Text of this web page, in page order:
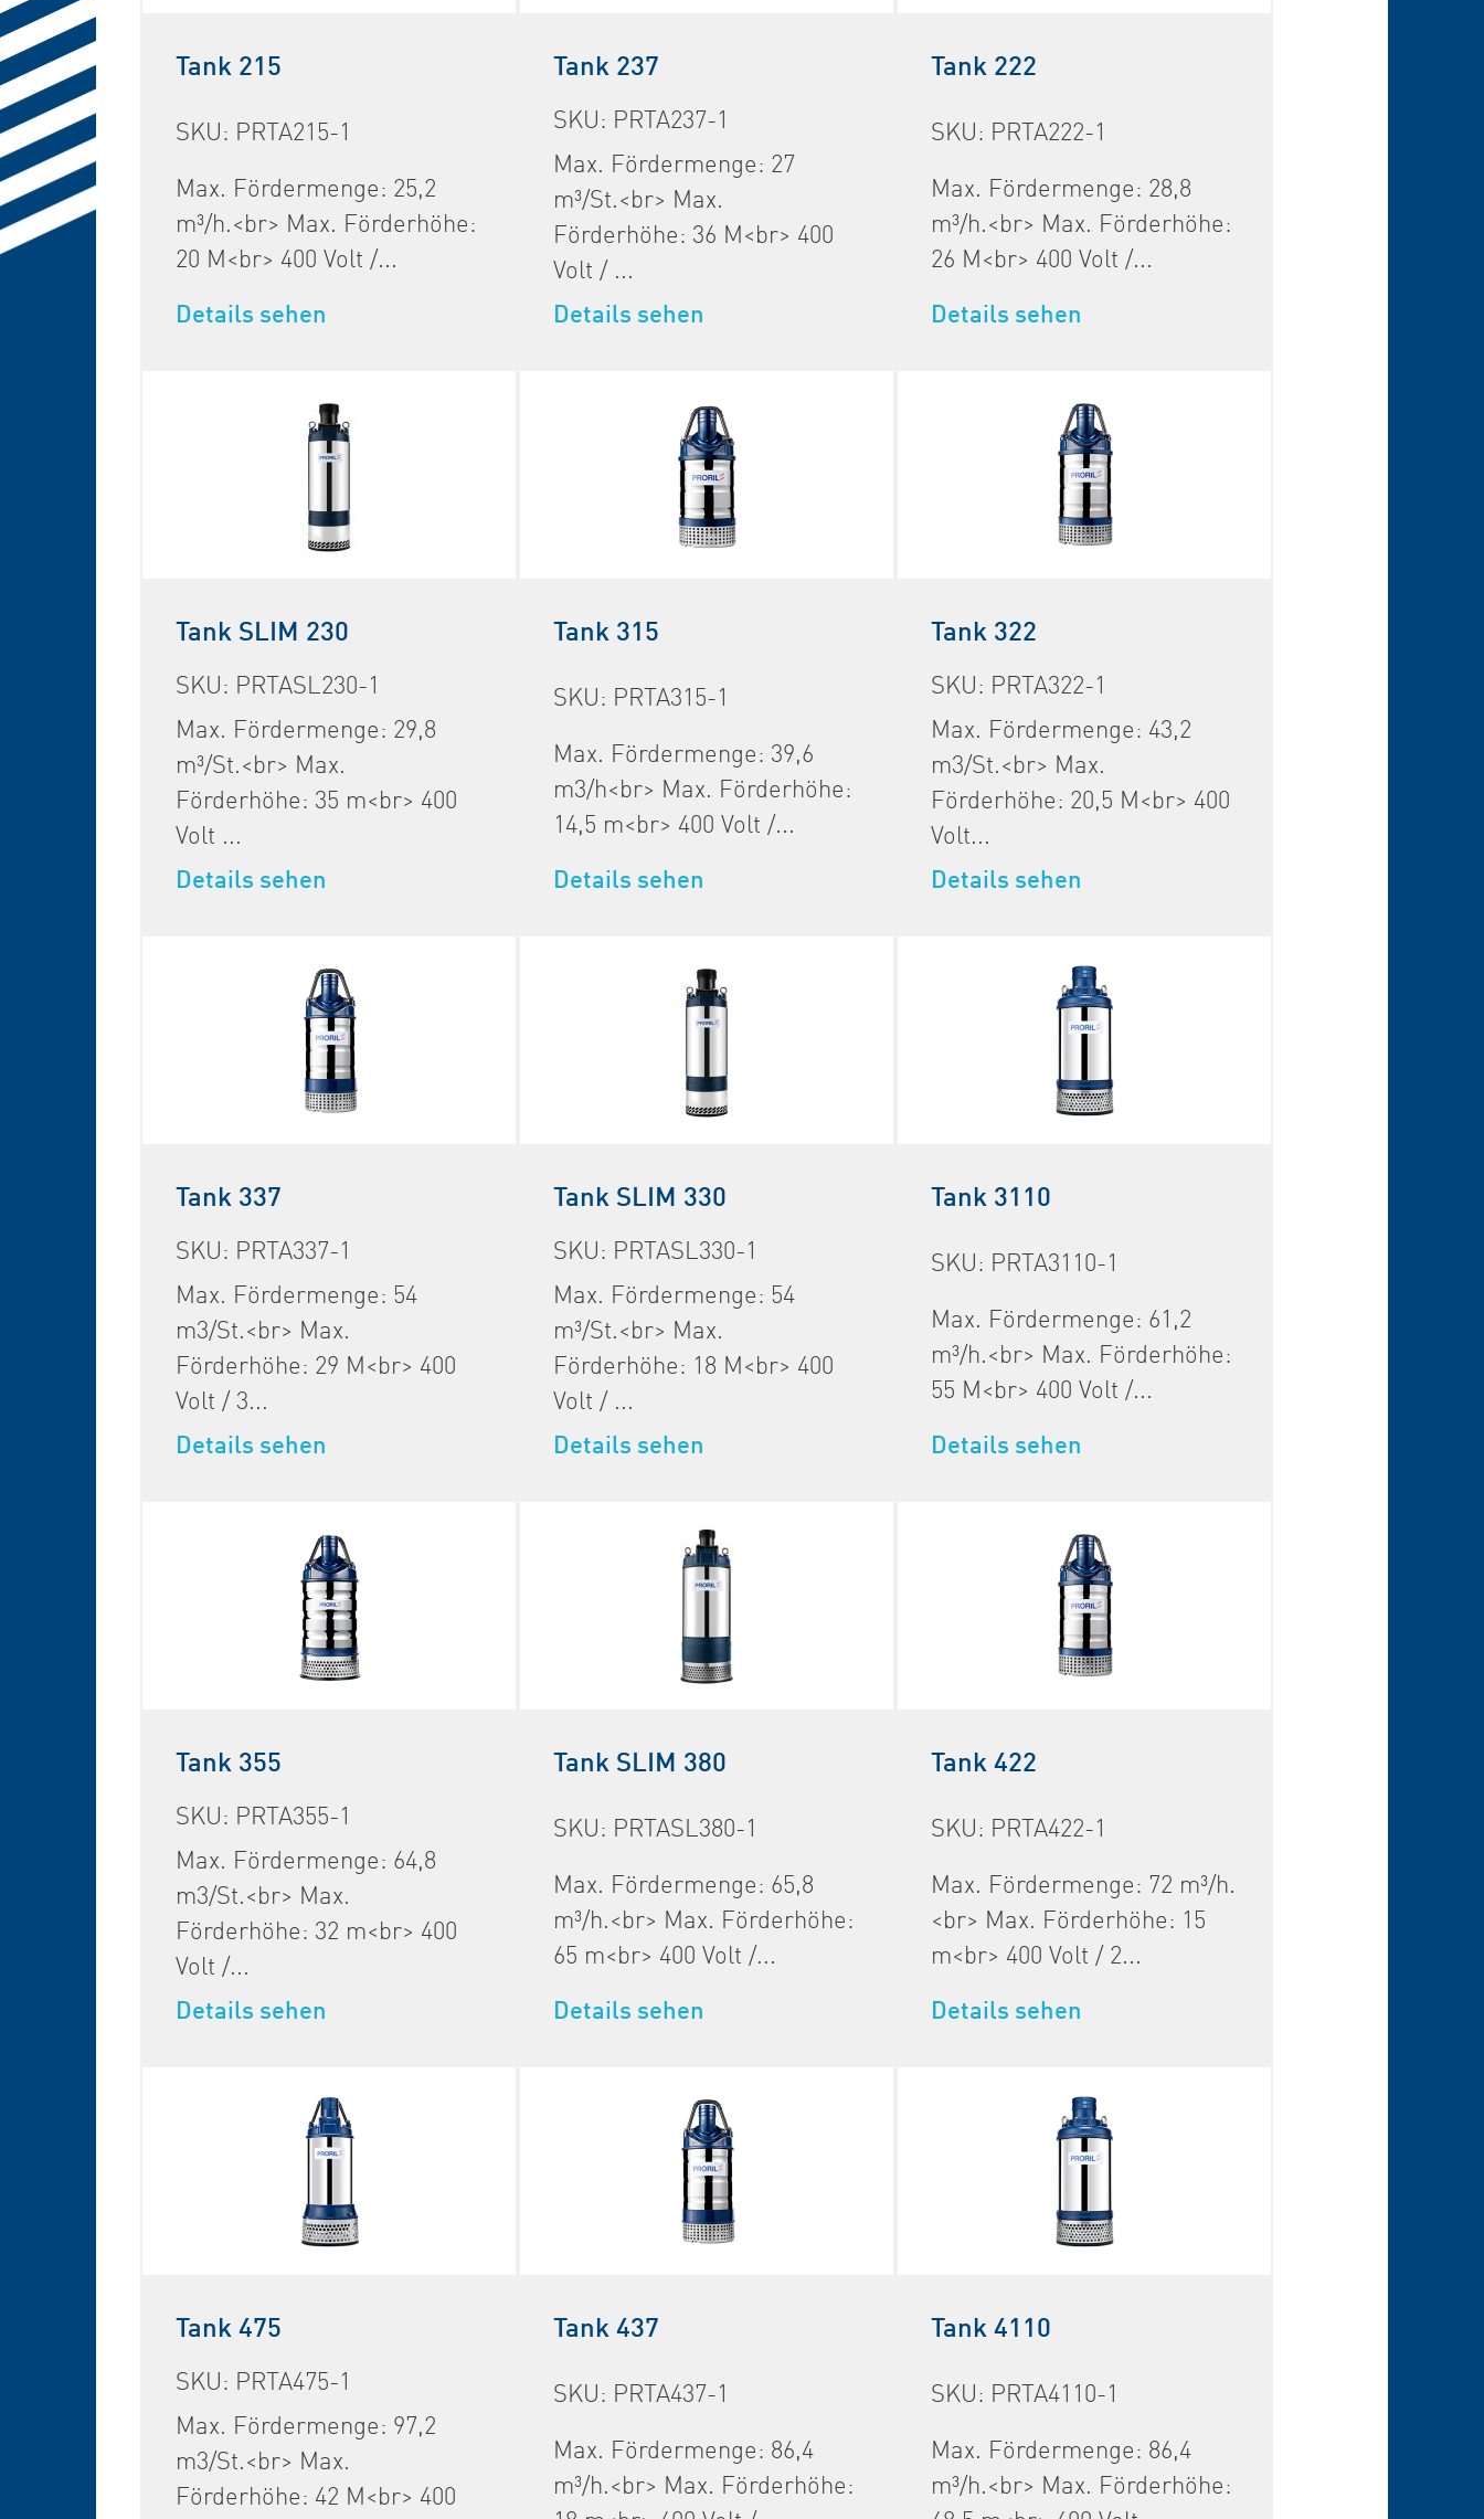
Tank 215
SKU: PRTA215-1
Max. Fördermenge: 25,2
m³/h.<br> Max. Förderhöhe:
20 M<br> 400 Volt /...
Details sehen
Tank 237
SKU: PRTA237-1
Max. Fördermenge: 27
m³/St.<br> Max.
Förderhöhe: 36 M<br> 400
Volt / ...
Details sehen
Tank 222
SKU: PRTA222-1
Max. Fördermenge: 28,8
m³/h.<br> Max. Förderhöhe:
26 M<br> 400 Volt /...
Details sehen
Tank SLIM 230
SKU: PRTASL230-1
Max. Fördermenge: 29,8
m³/St.<br> Max.
Förderhöhe: 35 m<br> 400
Volt ...
Details sehen
Tank 315
SKU: PRTA315-1
Max. Fördermenge: 39,6
m3/h<br> Max. Förderhöhe:
14,5 m<br> 400 Volt /...
Details sehen
Tank 322
SKU: PRTA322-1
Max. Fördermenge: 43,2
m3/St.<br> Max.
Förderhöhe: 20,5 M<br> 400
Volt...
Details sehen
Tank 337
SKU: PRTA337-1
Max. Fördermenge: 54
m3/St.<br> Max.
Förderhöhe: 29 M<br> 400
Volt / 3...
Details sehen
Tank SLIM 330
SKU: PRTASL330-1
Max. Fördermenge: 54
m³/St.<br> Max.
Förderhöhe: 18 M<br> 400
Volt / ...
Details sehen
Tank 3110
SKU: PRTA3110-1
Max. Fördermenge: 61,2
m³/h.<br> Max. Förderhöhe:
55 M<br> 400 Volt /...
Details sehen
Tank 355
SKU: PRTA355-1
Max. Fördermenge: 64,8
m3/St.<br> Max.
Förderhöhe: 32 m<br> 400
Volt /...
Details sehen
Tank SLIM 380
SKU: PRTASL380-1
Max. Fördermenge: 65,8
m³/h.<br> Max. Förderhöhe:
65 m<br> 400 Volt /...
Details sehen
Tank 422
SKU: PRTA422-1
Max. Fördermenge: 72 m³/h.
<br> Max. Förderhöhe: 15
m<br> 400 Volt / 2...
Details sehen
Tank 475
SKU: PRTA475-1
Max. Fördermenge: 97,2
m3/St.<br> Max.
Förderhöhe: 42 M<br> 400
Tank 437
SKU: PRTA437-1
Max. Fördermenge: 86,4
m³/h.<br> Max. Förderhöhe:
Tank 4110
SKU: PRTA4110-1
Max. Fördermenge: 86,4
m³/h.<br> Max. Förderhöhe: